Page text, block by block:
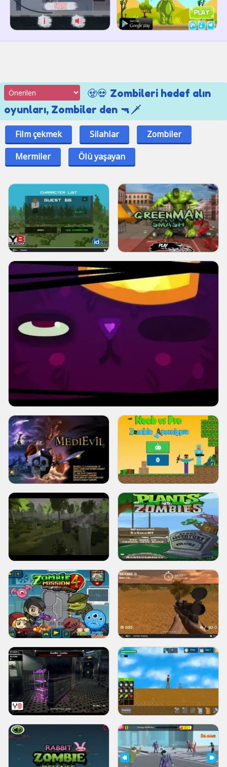
🧟💀 Zombileri hedef alın
oyunları, Zombiler den 🔫🗡
Film çekmek Silahlar
Zombiler
Mermiler
Ölü yaşayan